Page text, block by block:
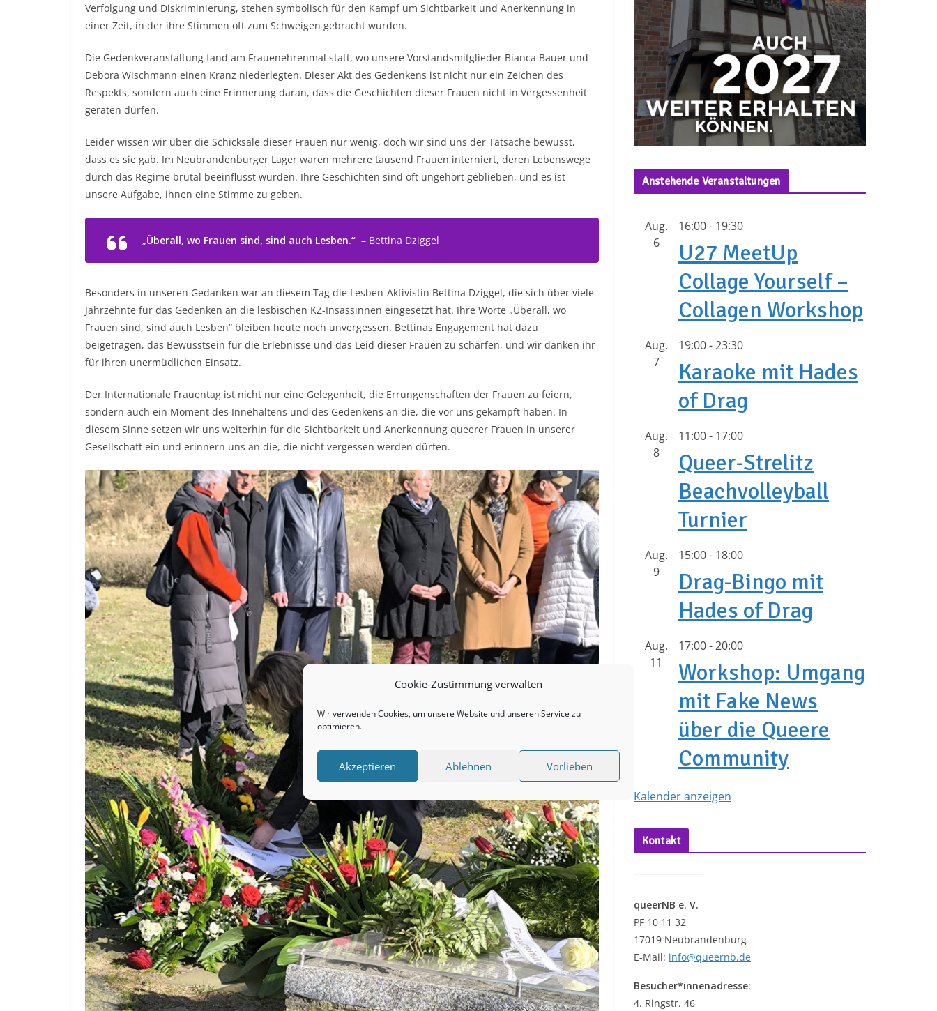
Cookie-Zustimmung verwalten
Wir verwenden Cookies, um unsere Website und unseren Service zu
optimieren.
Akzeptieren Ablehnen Vorlieben
Verfolgung und Diskriminierung, stehen symbolisch für den Kampf um Sichtbarkeit und Anerkennung in
einer Zeit, in der ihre Stimmen oft zum Schweigen gebracht wurden.
Die Gedenkveranstaltung fand am Frauenehrenmal statt, wo unsere Vorstandsmitglieder Bianca Bauer und
Debora Wischmann einen Kranz niederlegten. Dieser Akt des Gedenkens ist nicht nur ein Zeichen des
Respekts, sondern auch eine Erinnerung daran, dass die Geschichten dieser Frauen nicht in Vergessenheit
geraten dürfen.
Leider wissen wir über die Schicksale dieser Frauen nur wenig, doch wir sind uns der Tatsache bewusst,
dass es sie gab. Im Neubrandenburger Lager waren mehrere tausend Frauen interniert, deren Lebenswege
durch das Regime brutal beeinflusst wurden. Ihre Geschichten sind oft ungehört geblieben, und es ist
unsere Aufgabe, ihnen eine Stimme zu geben.
„Überall, wo Frauen sind, sind auch Lesben.“ – Bettina Dziggel
Besonders in unseren Gedanken war an diesem Tag die Lesben-Aktivistin Bettina Dziggel, die sich über viele
Jahrzehnte für das Gedenken an die lesbischen KZ-Insassinnen eingesetzt hat. Ihre Worte „Überall, wo
Frauen sind, sind auch Lesben“ bleiben heute noch unvergessen. Bettinas Engagement hat dazu
beigetragen, das Bewusstsein für die Erlebnisse und das Leid dieser Frauen zu schärfen, und wir danken ihr
für ihren unermüdlichen Einsatz.
Der Internationale Frauentag ist nicht nur eine Gelegenheit, die Errungenschaften der Frauen zu feiern,
sondern auch ein Moment des Innehaltens und des Gedenkens an die, die vor uns gekämpft haben. In
diesem Sinne setzen wir uns weiterhin für die Sichtbarkeit und Anerkennung queerer Frauen in unserer
Gesellschaft ein und erinnern uns an die, die nicht vergessen werden dürfen.
Anstehende Veranstaltungen
Aug.
6
16:00- 19:30
U27 MeetUp
Collage Yourself –
Collagen Workshop
Aug.
7
19:00-23:30
Karaoke mit Hades
of Drag
Aug.
8
11:00- 17:00
Queer-Strelitz
Beachvolleyball
Turnier
Aug.
9
15:00- 18:00
Drag-Bingo mit
Hades of Drag
Aug.
11
17:00-20:00
Workshop: Umgang
mit Fake News
über die Queere
Community
Kalender anzeigen
Kontakt
queerNB e. V.
PF 10 11 32
17019 Neubrandenburg
E-Mail: info@queernb.de
Besucher*innenadresse:
4. Ringstr. 46